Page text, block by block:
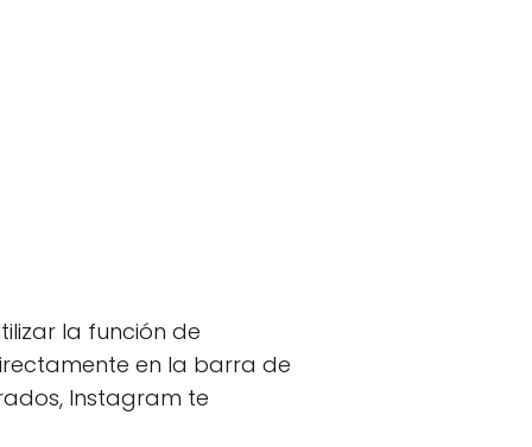
la función de
en la barra de
Instagram te